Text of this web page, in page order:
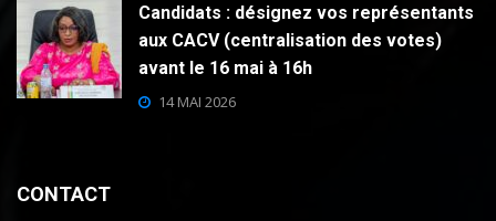
Candidats : désignez vos représentants
aux CACV (centralisation des votes)
avant le 16 mai à 16h
14 MAI 2026
CONTACT